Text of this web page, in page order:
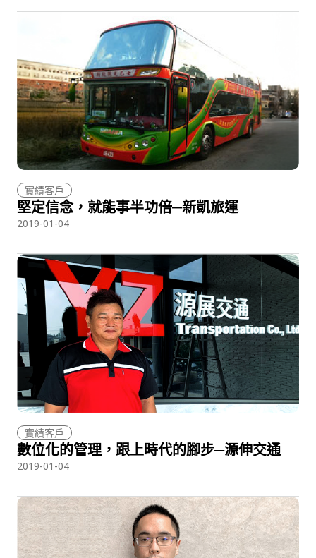
實績客戶
堅定信念，就能事半功倍─新凱旅運
2019-01-04
實績客戶
數位化的管理，跟上時代的腳步─源伸交通
2019-01-04